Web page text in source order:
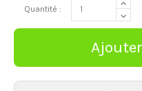
Quantité :